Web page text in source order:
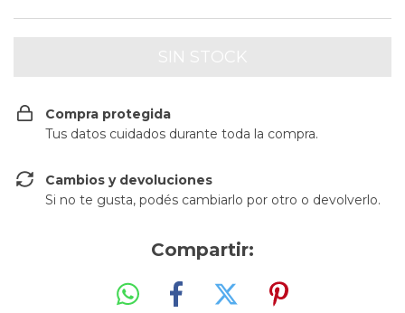
Compra protegida
Tus datos cuidados durante toda la compra.
Cambios y devoluciones
Si no te gusta, podés cambiarlo por otro o devolverlo.
Compartir: